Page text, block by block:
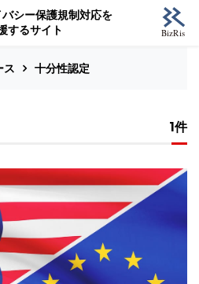
シー保護規制対応を
するサイト
ス 十分性認定
1件